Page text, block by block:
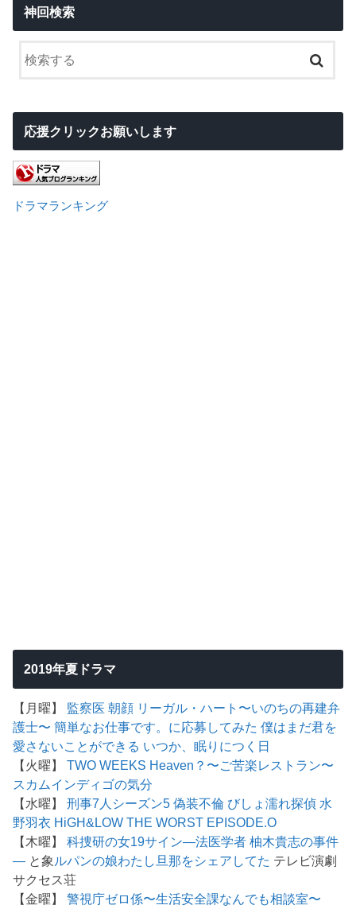
神回検索
応援クリックお願いします
ドラマランキング
2019年夏ドラマ
【月曜】 監察医 朝顔 リーガル・ハート〜いのちの再建弁
護士〜 簡単なお仕事です。に応募してみた 僕はまだ君を
愛さないことができる いつか、眠りにつく日
【火曜】TWO WEEKS Heaven？〜ご苦楽レストラン〜
スカムインディゴの気分
【水曜】刑事7人シーズン5 偽装不倫 びしょ濡れ探偵 水
野羽衣 HiGH&LOW THE WORST EPISODE.O
【木曜】科捜研の女19サイン―法医学者 柚木貴志の事件
― と象 ルパンの娘わたし旦那をシェアしてた テレビ演劇
サクセス荘
【金曜】警視庁ゼロ係〜生活安全課なんでも相談室〜